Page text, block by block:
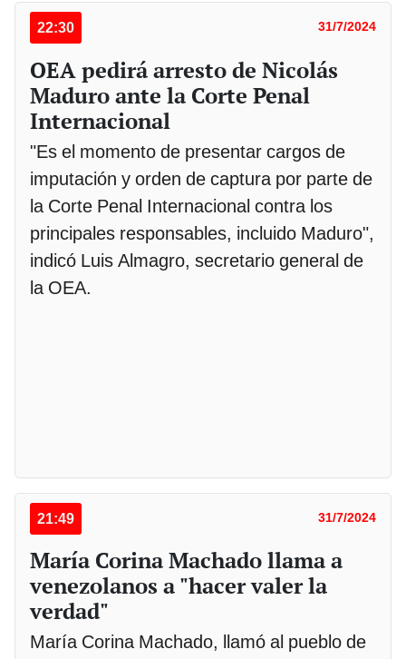
22:30 31/7/2024
OEA pedirá arresto de Nicolás
Maduro ante la Corte Penal
Internacional
"Es el momento de presentar cargos de
imputación y orden de captura por parte de
la Corte Penal Internacional contra los
principales responsables, incluido Maduro",
indicó Luis Almagro, secretario general de
la OEA.
21:49 31/7/2024
María Corina Machado llama a
venezolanos a "hacer valer la
verdad"
María Corina Machado, llamó al pueblo de